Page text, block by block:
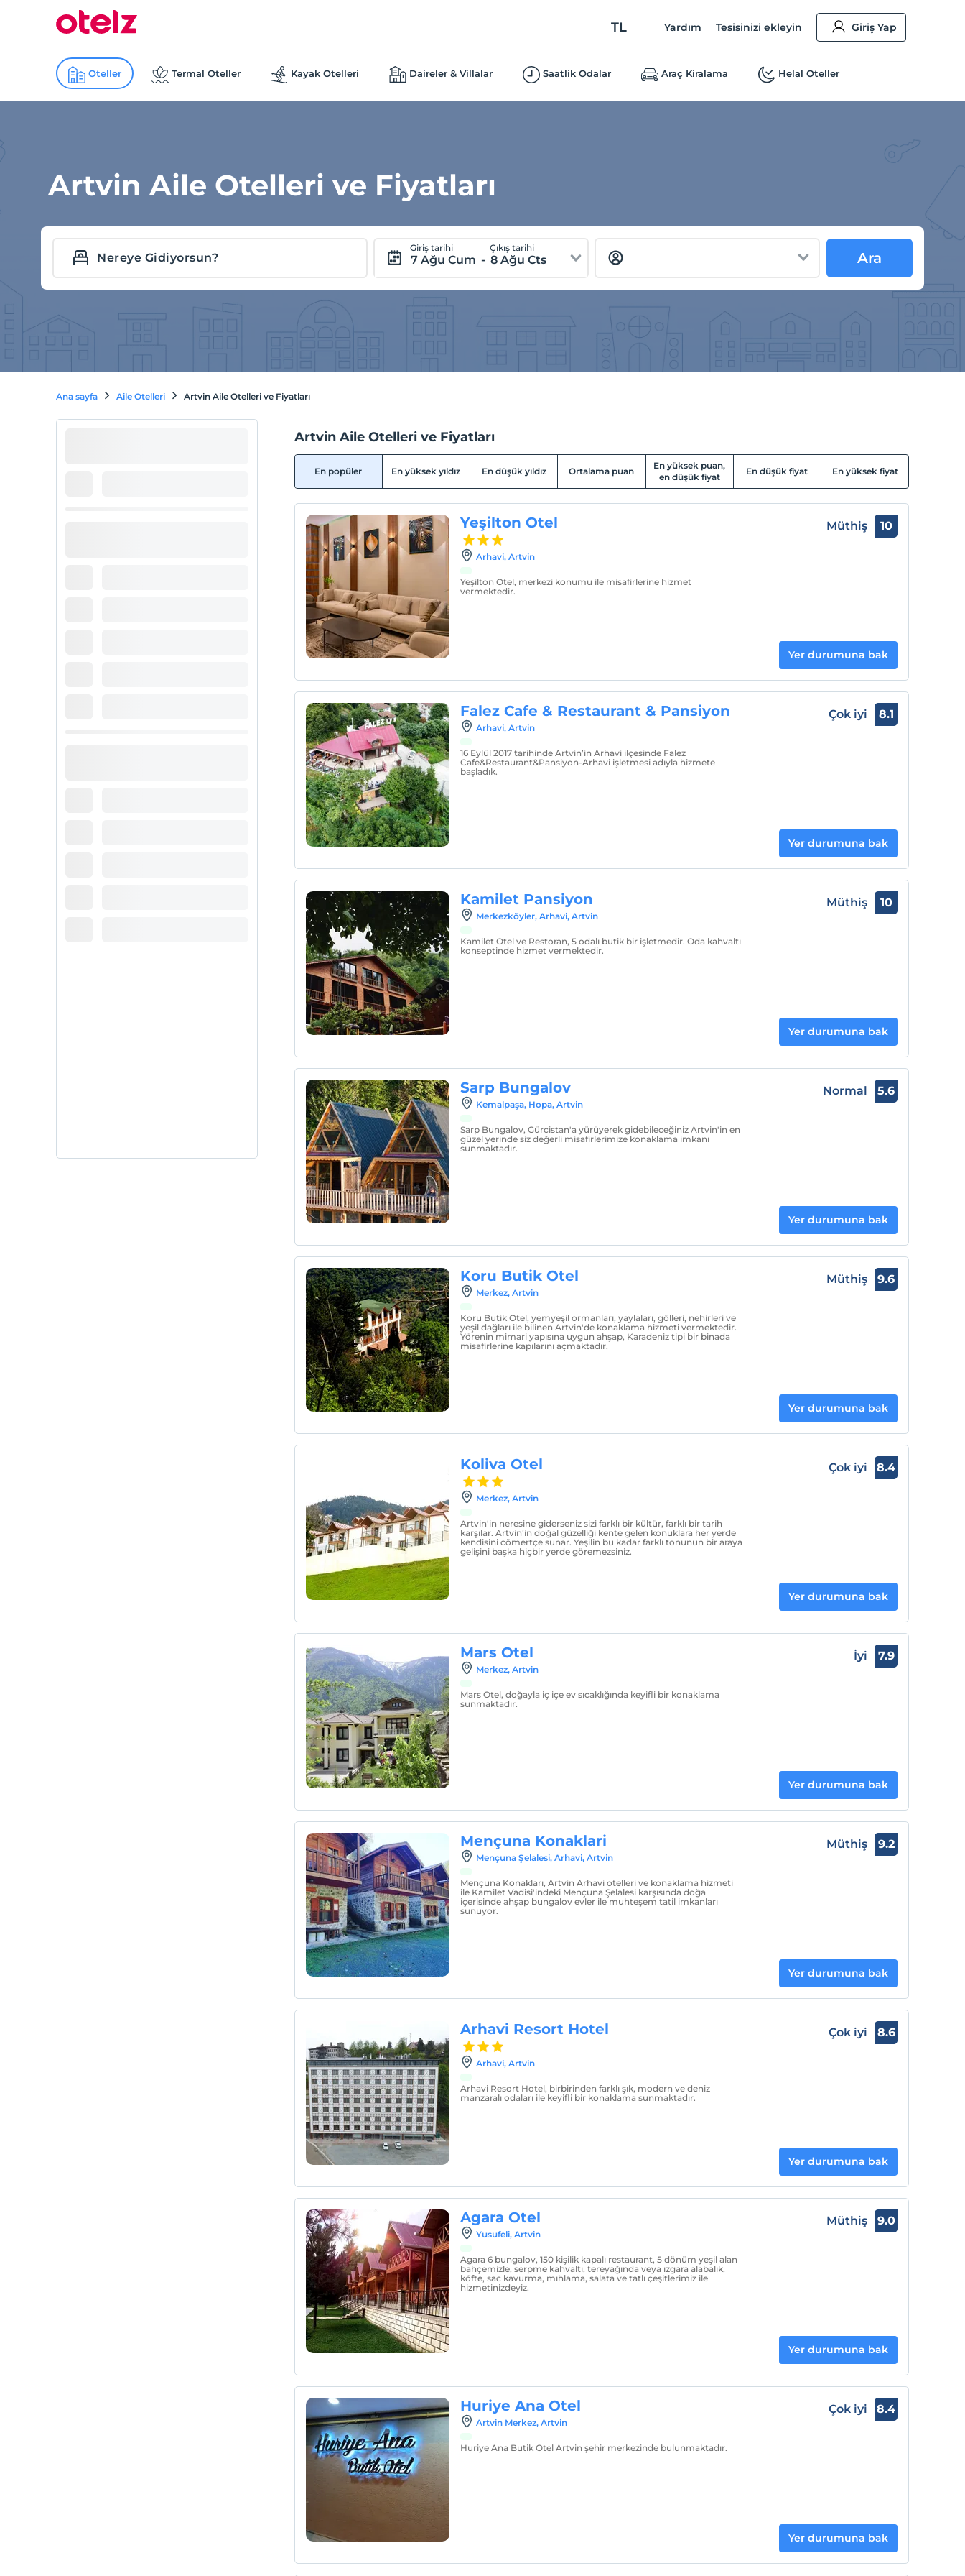
TL Yardım Tesisinizi ekleyin Giriş Yap
Oteller Termal Oteller Kayak Otelleri Daireler & Villalar Saatlik Odalar Araç Kiralama Helal Oteller
Artvin Aile Otelleri ve Fiyatları
Giriş tarihi
7 Ağu Cum -
Çıkış tarihi
8 Ağu Cts Ara
Ana sayfa Aile Otelleri Artvin Aile Otelleri ve Fiyatları
Artvin Aile Otelleri ve Fiyatları
En popüler En yüksek yıldız En düşük yıldız Ortalama puan
En yüksek puan,
en düşük fiyat
En düşük fiyat En yüksek fiyat
Yeşilton Otel
Arhavi, Artvin
Yeşilton Otel, merkezi konumu ile misafirlerine hizmet
vermektedir.
Müthiş 10
Yer durumuna bak
Falez Cafe & Restaurant & Pansiyon
Arhavi, Artvin
16 Eylül 2017 tarihinde Artvin’in Arhavi ilçesinde Falez
Cafe&Restaurant&Pansiyon-Arhavi işletmesi adıyla hizmete
başladık.
Çok iyi 8.1
Yer durumuna bak
Kamilet Pansiyon
Merkezköyler, Arhavi, Artvin
Kamilet Otel ve Restoran, 5 odalı butik bir işletmedir. Oda kahvaltı
konseptinde hizmet vermektedir.
Müthiş 10
Yer durumuna bak
Sarp Bungalov
Kemalpaşa, Hopa, Artvin
Sarp Bungalov, Gürcistan'a yürüyerek gidebileceğiniz Artvin'in en
güzel yerinde siz değerli misafirlerimize konaklama imkanı
sunmaktadır.
Normal 5.6
Yer durumuna bak
Koru Butik Otel
Merkez, Artvin
Koru Butik Otel, yemyeşil ormanları, yaylaları, gölleri, nehirleri ve
yeşil dağları ile bilinen Artvin'de konaklama hizmeti vermektedir.
Yörenin mimari yapısına uygun ahşap, Karadeniz tipi bir binada
misafirlerine kapılarını açmaktadır.
Müthiş 9.6
Yer durumuna bak
Koliva Otel
Merkez, Artvin
Artvin'in neresine giderseniz sizi farklı bir kültür, farklı bir tarih
karşılar. Artvin’in doğal güzelliği kente gelen konuklara her yerde
kendisini cömertçe sunar. Yeşilin bu kadar farklı tonunun bir araya
gelişini başka hiçbir yerde göremezsiniz.
Çok iyi 8.4
Yer durumuna bak
Mars Otel
Merkez, Artvin
Mars Otel, doğayla iç içe ev sıcaklığında keyifli bir konaklama
sunmaktadır.
İyi 7.9
Yer durumuna bak
Mençuna Konaklari
Mençuna Şelalesi, Arhavi, Artvin
Mençuna Konakları, Artvin Arhavi otelleri ve konaklama hizmeti
ile Kamilet Vadisi'indeki Mençuna Şelalesi karşısında doğa
içerisinde ahşap bungalov evler ile muhteşem tatil imkanları
sunuyor.
Müthiş 9.2
Yer durumuna bak
Arhavi Resort Hotel
Arhavi, Artvin
Arhavi Resort Hotel, birbirinden farklı şık, modern ve deniz
manzaralı odaları ile keyifli bir konaklama sunmaktadır.
Çok iyi 8.6
Yer durumuna bak
Agara Otel
Yusufeli, Artvin
Agara 6 bungalov, 150 kişilik kapalı restaurant, 5 dönüm yeşil alan
bahçemizle, serpme kahvaltı, tereyağında veya ızgara alabalık,
köfte, sac kavurma, mıhlama, salata ve tatlı çeşitlerimiz ile
hizmetinizdeyiz.
Müthiş 9.0
Yer durumuna bak
Huriye Ana Otel
Artvin Merkez, Artvin
Huriye Ana Butik Otel Artvin şehir merkezinde bulunmaktadır.
Çok iyi 8.4
Yer durumuna bak